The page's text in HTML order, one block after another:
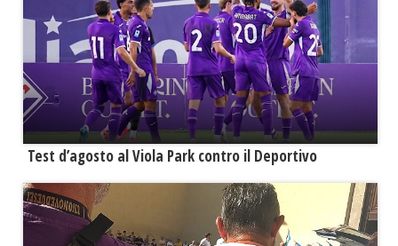
Test d’agosto al Viola Park contro il Deportivo